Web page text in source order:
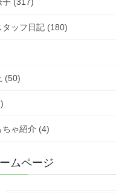
子 (317)
タッフ日記 (180)
(50)
ちゃ紹介 (4)
ムページ